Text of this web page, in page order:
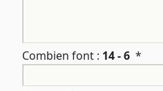
Combien font : 14 - 6 *